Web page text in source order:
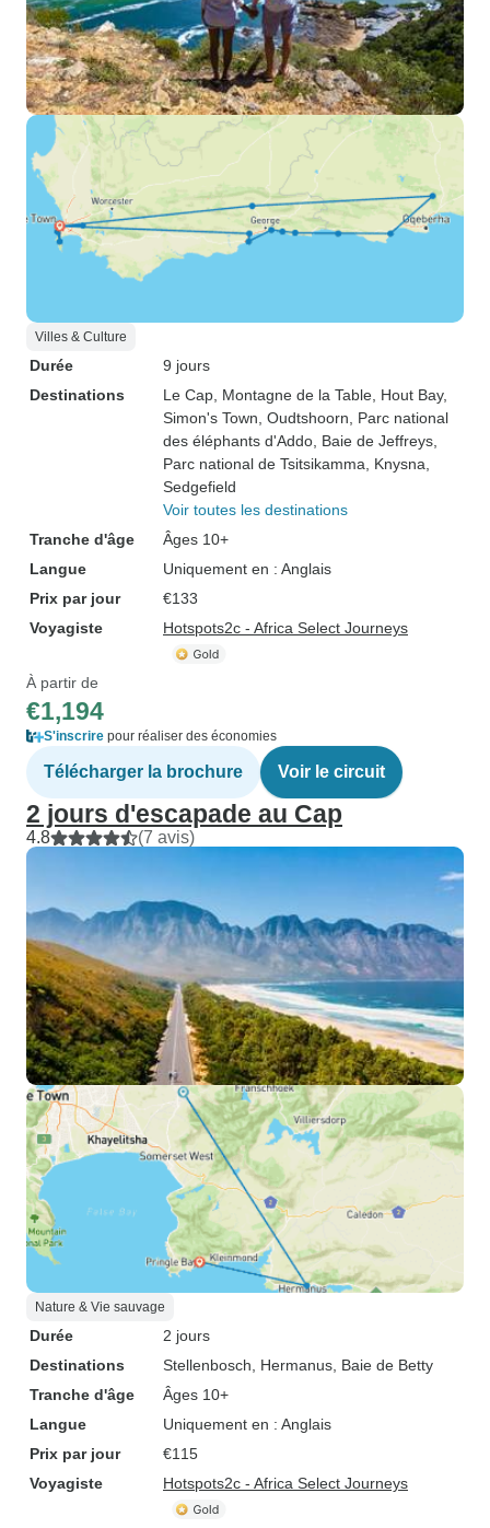
Villes & Culture
Durée
9 jours
Destinations
Le Cap , Montagne de la Table , Hout Bay,
Simon's Town , Oudtshoorn , Parc national
des éléphants d'Addo , Baie de Jeffreys
Parc national de Tsitsikamma , Knysna
Sedgefield
Voir toutes les destinations
Tranche d'âge
Âges 10+
Langue
Uniquement en : Anglais
Prix par jour
€133
Voyagiste
Hotspots2c - Africa Select Journeys
À partir de
€1,194
S'inscrire pour réaliser des économies
Télécharger la brochure Voir le circuit
2 jours d'escapade au Cap
4.8 (7 avis)
Nature & Vie sauvage
Durée
2 jours
Destinations
Stellenbosch , Hermanus , Baie de Betty
Tranche d'âge
Âges 10+
Langue
Uniquement en : Anglais
Prix par jour
€115
Voyagiste
Hotspots2c - Africa Select Journeys